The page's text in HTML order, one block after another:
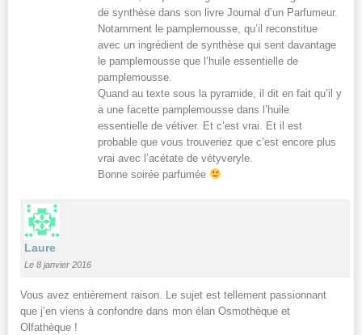
de synthèse dans son livre Journal d’un Parfumeur.
Notamment le pamplemousse, qu’il reconstitue
avec un ingrédient de synthèse qui sent davantage
le pamplemousse que l’huile essentielle de
pamplemousse.
Quand au texte sous la pyramide, il dit en fait qu’il y
a une facette pamplemousse dans l’huile
essentielle de vétiver. Et c’est vrai. Et il est
probable que vous trouveriez que c’est encore plus
vrai avec l’acétate de vétyveryle.
Bonne soirée parfumée
Laure
Le 8 janvier 2016
Vous avez entièrement raison. Le sujet est tellement passionnant
que j’en viens à confondre dans mon élan Osmothèque et
Olfathèque !